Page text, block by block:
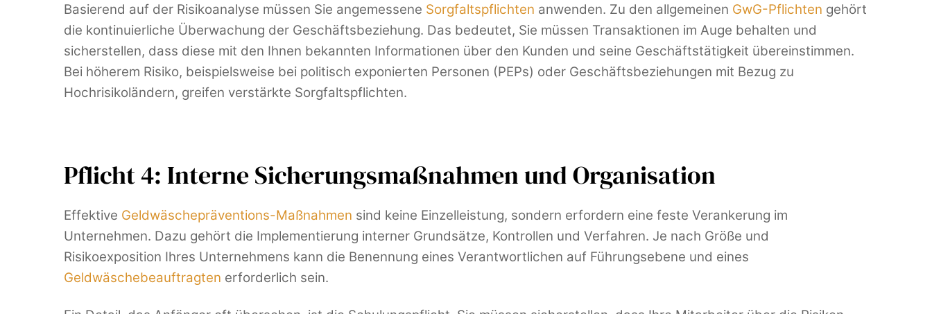
Basierend auf der Risikoanalyse müssen Sie angemessene Sorgfaltspflichten anwenden. Zu den allgemeinen GwG-Pflichten gehört
die kontinuierliche Überwachung der Geschäftsbeziehung. Das bedeutet, Sie müssen Transaktionen im Auge behalten und
sicherstellen, dass diese mit den Ihnen bekannten Informationen über den Kunden und seine Geschäftstätigkeit übereinstimmen.
Bei höherem Risiko, beispielsweise bei politisch exponierten Personen (PEPs) oder Geschäftsbeziehungen mit Bezug zu
Hochrisikoländern, greifen verstärkte Sorgfaltspflichten.
Pflicht 4: Interne Sicherungsmaßnahmen und Organisation
Effektive Geldwäschepräventions-Maßnahmen sind keine Einzelleistung, sondern erfordern eine feste Verankerung im
Unternehmen. Dazu gehört die Implementierung interner Grundsätze, Kontrollen und Verfahren. Je nach Größe und
Risikoexposition Ihres Unternehmens kann die Benennung eines Verantwortlichen auf Führungsebene und eines
Geldwäschebeauftragten erforderlich sein.